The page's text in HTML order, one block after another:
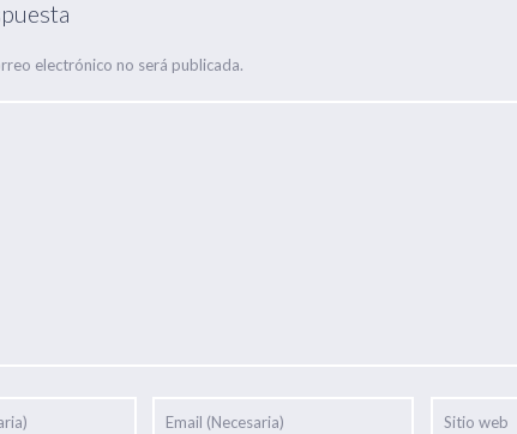
electrónico no será publicada.